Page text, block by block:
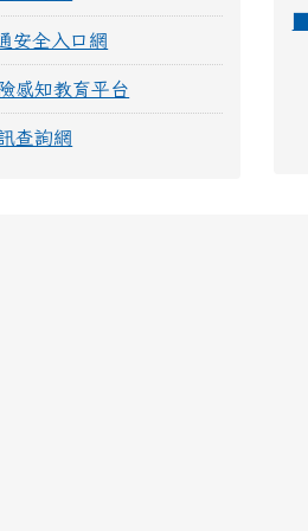
安全入口網
感知教育平台
查詢網